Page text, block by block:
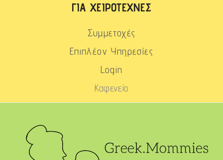
ΓΙΑ ΧΕΙΡΟΤΈΧΝΕΣ
Συμμετοχές
Επιπλέον Υπηρεσίες
Login
Καφενείο